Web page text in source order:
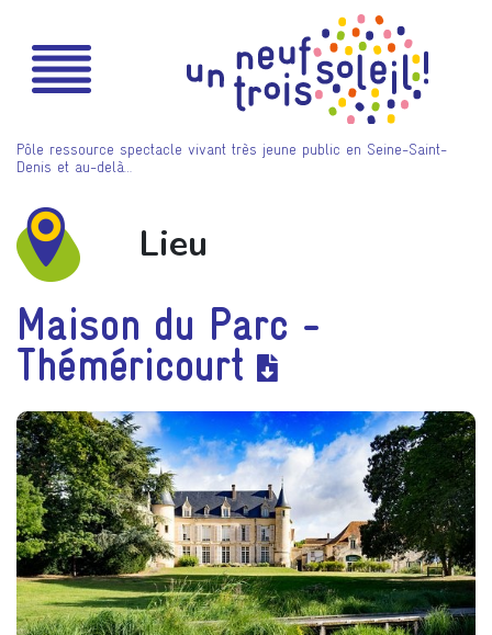
Pôle ressource spectacle vivant très jeune public en Seine-Saint-
Denis et au-delà…
Lieu
Maison du Parc -
Théméricourt